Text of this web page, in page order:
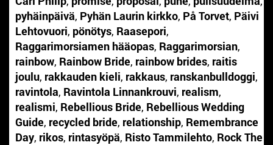
pyhäinpäivä, Pyhän Laurin kirkko, På Torvet, Päivi
Lehtovuori, pönötys, Raasepori,
Raggarimorsiamen hääopas, Raggarimorsian,
rainbow, Rainbow Bride, rainbow brides, raitis
joulu, rakkauden kieli, rakkaus, ranskanbulldoggi,
ravintola, Ravintola Linnankrouvi, realism,
realismi, Rebellious Bride, Rebellious Wedding
Guide, recycled bride, relationship, Remembrance
Day, rikos, rintasyöpä, Risto Tammilehto, Rock The